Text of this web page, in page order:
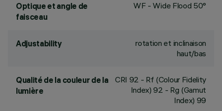
Optique et angle de
faisceau
WF - Wide Flood 50°
Adjustability
rotation et inclinaison
haut/bas
Qualité de la couleur de la
lumière
CRI 92 - Rf (Colour Fidelity
Index) 92 - Rg (Gamut
Index) 99